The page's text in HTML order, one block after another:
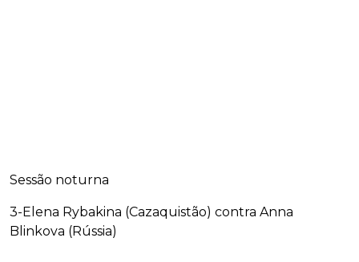
Sessão noturna
3-Elena Rybakina (Cazaquistão) contra Anna
Blinkova (Rússia)